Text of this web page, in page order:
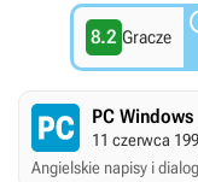
8.2 Gracze
PC Windows
11 czerwca
Angielskie napisy i